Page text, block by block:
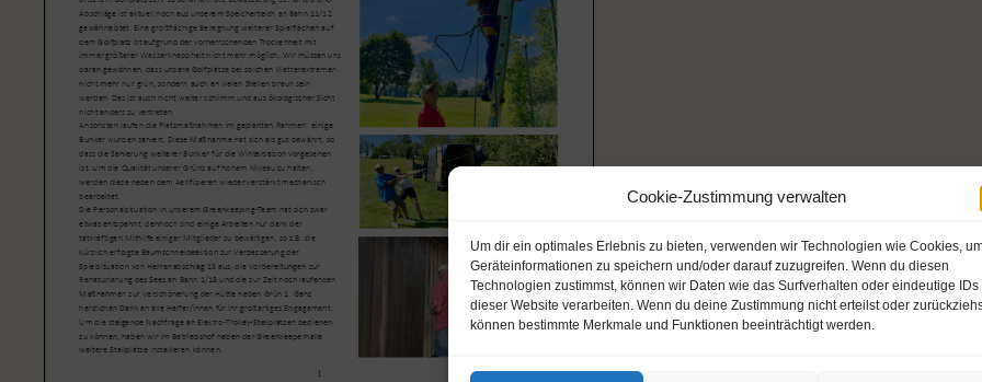
Cookie-Zustimmung verwalten
Um dir ein optimales Erlebnis zu bieten, verwenden wir Technologien wie Cookies,
Geräteinformationen zu speichern und/oder darauf zuzugreifen. Wenn du diesen
Technologien zustimmst, können wir Daten wie das Surfverhalten oder eindeutige IDs
dieser Website verarbeiten. Wenn du deine Zustimmung nicht erteilst oder
können bestimmte Merkmale und Funktionen beeinträchtigt werden.